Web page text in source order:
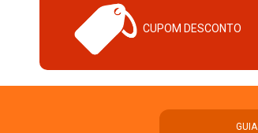
CUPOM DESCONTO
GUIA